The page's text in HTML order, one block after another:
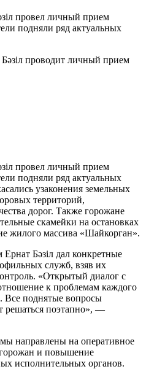
провел личный прием
подняли ряд актуальных
провел личный прием
подняли ряд актуальных
узаконения земельных
территорий,
дорог. Также горожане
скамейки на остановках
жилого массива «Шайкорган».
Бәзіл дал конкретные
служб, взяв их
«Открытый диалог с
к проблемам каждого
Все поднятые вопросы
решаться поэтапно», —
направлены на оперативное
и повышение
исполнительных органов.